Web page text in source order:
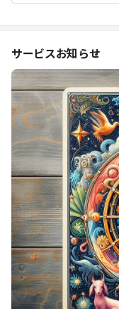
サービスお知らせ